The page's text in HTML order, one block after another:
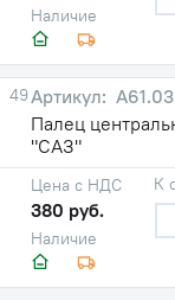
Наличие
49
Палец
"САЗ"
Наличие
Цена с НДС
380 руб.
К